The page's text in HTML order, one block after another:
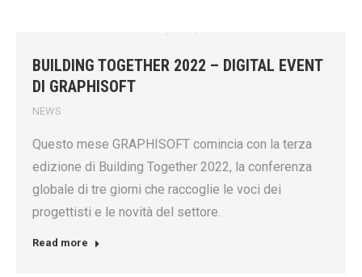
BUILDING TOGETHER 2022 – DIGITAL EVENT
DI GRAPHISOFT
NEWS
Questo mese GRAPHISOFT comincia con la terza
edizione di Building Together 2022, la conferenza
globale di tre giorni che raccoglie le voci dei
progettisti e le novità del settore.
Read more